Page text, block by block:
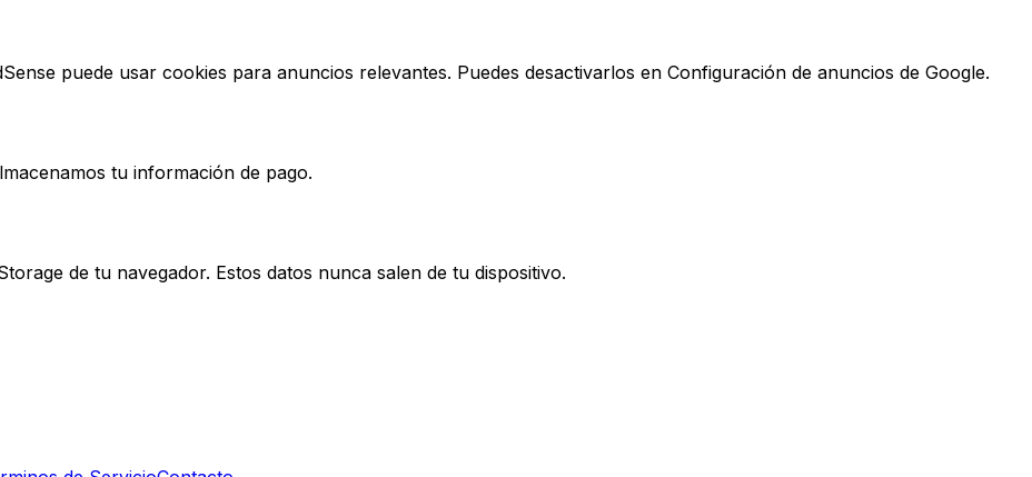
puede usar cookies para anuncios relevantes. Puedes desactivarlos en Configuración de anuncios de Google.
tu información de pago.
de tu navegador. Estos datos nunca salen de tu dispositivo.